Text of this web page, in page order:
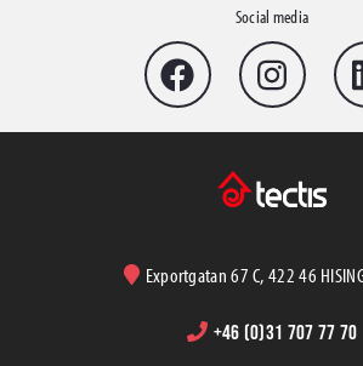
Protection Papers and Cardboards
Protection & Construction..PE-Films & Membranes
Protection Self-adhesives and mats
Zipper Doors
Social media
Exportgatan 67 C, 422 46
+46 (0)31 707 77 70